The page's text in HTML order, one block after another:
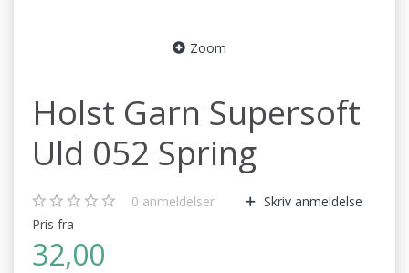
Zoom
Holst Garn Supersoft
Uld 052 Spring
0 anmeldelser
Skriv anmeldelse
Pris fra
32,00